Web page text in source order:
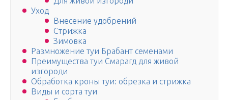
Уход
Внесение удобрений
Стрижка
Зимовка
Размножение туи Брабант семенами
Преимущества туи Смарагд для живой
изгороди
Обработка кроны туи: обрезка и стрижка
Виды и сорта туи